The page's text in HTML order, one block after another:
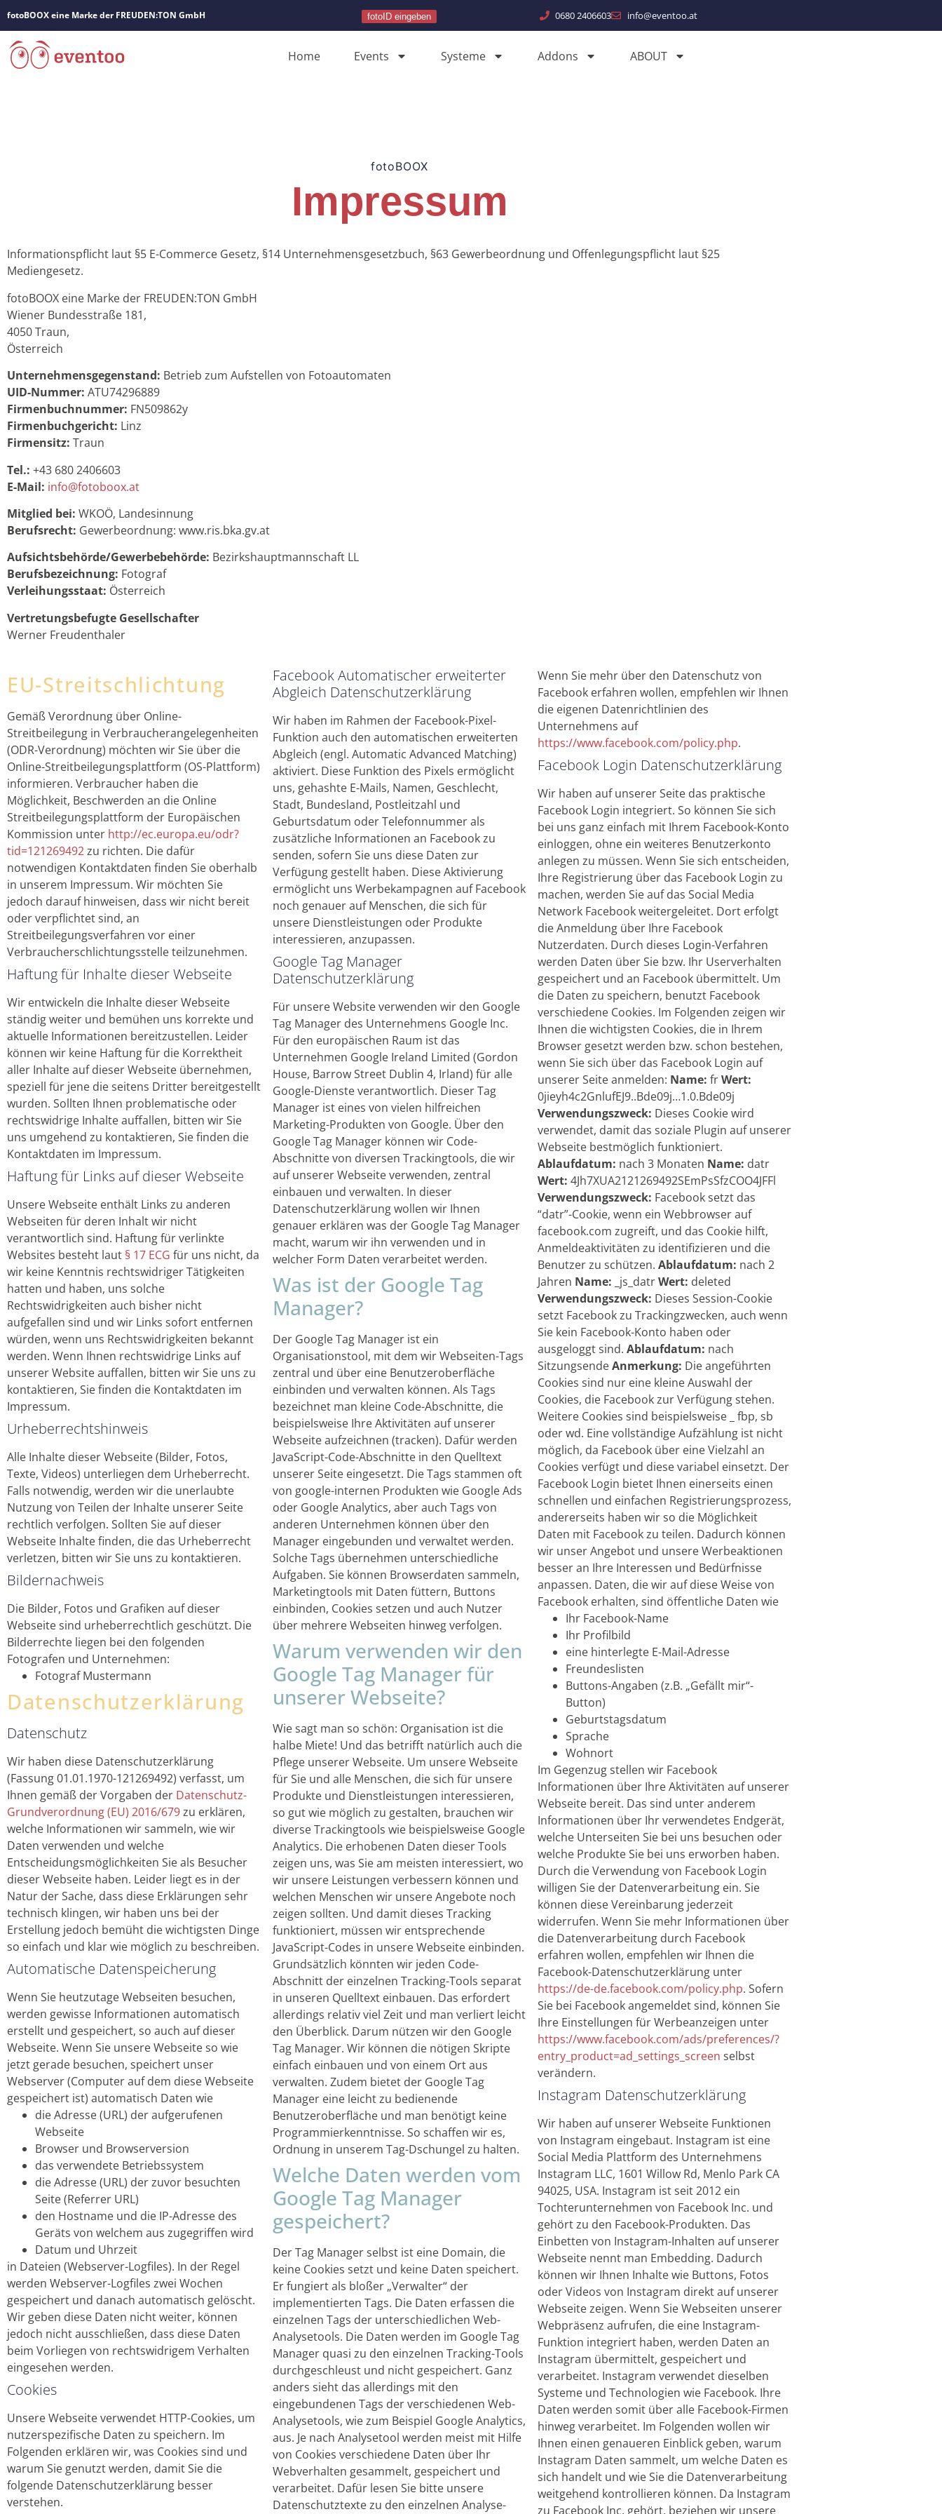
fotoBOOX eine Marke der FREUDEN:TON GmbH fotoID eingeben 0680 2406603 info@eventoo.at
Home Events Systeme Addons ABOUT
fotoBOOX
Impressum
Informationspflicht laut §5 E-Commerce Gesetz, §14 Unternehmensgesetzbuch, §63 Gewerbeordnung und Offenlegungspflicht laut §25
Mediengesetz.
fotoBOOX eine Marke der FREUDEN:TON GmbH
Wiener Bundesstraße 181,
4050 Traun,
Österreich
Unternehmensgegenstand: Betrieb zum Aufstellen von Fotoautomaten
UID-Nummer: ATU74296889
Firmenbuchnummer: FN509862y
Firmenbuchgericht: Linz
Firmensitz: Traun
Tel.: +43 680 2406603
E-Mail: info@fotoboox.at
Mitglied bei: WKOÖ, Landesinnung
Berufsrecht: Gewerbeordnung: www.ris.bka.gv.at
Aufsichtsbehörde/Gewerbebehörde: Bezirkshauptmannschaft LL
Berufsbezeichnung: Fotograf
Verleihungsstaat: Österreich
Vertretungsbefugte Gesellschafter
Werner Freudenthaler
EU-Streitschlichtung
Gemäß Verordnung über Online-
Streitbeilegung in Verbraucherangelegenheiten
(ODR-Verordnung) möchten wir Sie über die
Online-Streitbeilegungsplattform (OS-Plattform)
informieren. Verbraucher haben die
Möglichkeit, Beschwerden an die Online
Streitbeilegungsplattform der Europäischen
Kommission unter http://ec.europa.eu/odr?
tid=121269492zu richten. Die dafür
notwendigen Kontaktdaten finden Sie oberhalb
in unserem Impressum. Wir möchten Sie
jedoch darauf hinweisen, dass wir nicht bereit
oder verpflichtet sind, an
Streitbeilegungsverfahren vor einer
Verbraucherschlichtungsstelle teilzunehmen.
Haftung für Inhalte dieser Webseite
Wir entwickeln die Inhalte dieser Webseite
ständig weiter und bemühen uns korrekte und
aktuelle Informationen bereitzustellen. Leider
können wir keine Haftung für die Korrektheit
aller Inhalte auf dieser Webseite übernehmen,
speziell für jene die seitens Dritter bereitgestellt
wurden. Sollten Ihnen problematische oder
rechtswidrige Inhalte auffallen, bitten wir Sie
uns umgehend zu kontaktieren, Sie finden die
Kontaktdaten im Impressum.
Haftung für Links auf dieser Webseite
Unsere Webseite enthält Links zu anderen
Webseiten für deren Inhalt wir nicht
verantwortlich sind. Haftung für verlinkte
Websites besteht laut § 17 ECG für uns nicht, da
wir keine Kenntnis rechtswidriger Tätigkeiten
hatten und haben, uns solche
Rechtswidrigkeiten auch bisher nicht
aufgefallen sind und wir Links sofort entfernen
würden, wenn uns Rechtswidrigkeiten bekannt
werden. Wenn Ihnen rechtswidrige Links auf
unserer Website auffallen, bitten wir Sie uns zu
kontaktieren, Sie finden die Kontaktdaten im
Impressum.
Urheberrechtshinweis
Alle Inhalte dieser Webseite (Bilder, Fotos,
Texte, Videos) unterliegen dem Urheberrecht.
Falls notwendig, werden wir die unerlaubte
Nutzung von Teilen der Inhalte unserer Seite
rechtlich verfolgen. Sollten Sie auf dieser
Webseite Inhalte finden, die das Urheberrecht
verletzen, bitten wir Sie uns zu kontaktieren.
Bildernachweis
Die Bilder, Fotos und Grafiken auf dieser
Webseite sind urheberrechtlich geschützt. Die
Bilderrechte liegen bei den folgenden
Fotografen und Unternehmen:
Fotograf Mustermann
Datenschutzerklärung
Datenschutz
Wir haben diese Datenschutzerklärung
(Fassung 01.01.1970-121269492) verfasst, um
Ihnen gemäß der Vorgaben der Datenschutz-
Grundverordnung (EU) 2016/679zu erklären,
welche Informationen wir sammeln, wie wir
Daten verwenden und welche
Entscheidungsmöglichkeiten Sie als Besucher
dieser Webseite haben. Leider liegt es in der
Natur der Sache, dass diese Erklärungen sehr
technisch klingen, wir haben uns bei der
Erstellung jedoch bemüht die wichtigsten Dinge
so einfach und klar wie möglich zu beschreiben.
Automatische Datenspeicherung
Wenn Sie heutzutage Webseiten besuchen,
werden gewisse Informationen automatisch
erstellt und gespeichert, so auch auf dieser
Webseite. Wenn Sie unsere Webseite so wie
jetzt gerade besuchen, speichert unser
Webserver (Computer auf dem diese Webseite
gespeichert ist) automatisch Daten wie
die Adresse (URL) der aufgerufenen
Webseite
Browser und Browserversion
das verwendete Betriebssystem
die Adresse (URL) der zuvor besuchten
Seite (Referrer URL)
den Hostname und die IP-Adresse des
Geräts von welchem aus zugegriffen wird
Datum und Uhrzeit
in Dateien (Webserver-Logfiles). In der Regel
werden Webserver-Logfiles zwei Wochen
gespeichert und danach automatisch gelöscht.
Wir geben diese Daten nicht weiter, können
jedoch nicht ausschließen, dass diese Daten
beim Vorliegen von rechtswidrigem Verhalten
eingesehen werden.
Cookies
Unsere Webseite verwendet HTTP-Cookies, um
nutzerspezifische Daten zu speichern. Im
Folgenden erklären wir, was Cookies sind und
warum Sie genutzt werden, damit Sie die
folgende Datenschutzerklärung besser
verstehen.
Facebook Automatischer erweiterter
Abgleich Datenschutzerklärung
Wir haben im Rahmen der Facebook-Pixel-
Funktion auch den automatischen erweiterten
Abgleich (engl. Automatic Advanced Matching)
aktiviert. Diese Funktion des Pixels ermöglicht
uns, gehashte E-Mails, Namen, Geschlecht,
Stadt, Bundesland, Postleitzahl und
Geburtsdatum oder Telefonnummer als
zusätzliche Informationen an Facebook zu
senden, sofern Sie uns diese Daten zur
Verfügung gestellt haben. Diese Aktivierung
ermöglicht uns Werbekampagnen auf Facebook
noch genauer auf Menschen, die sich für
unsere Dienstleistungen oder Produkte
interessieren, anzupassen.
Google Tag Manager
Datenschutzerklärung
Für unsere Website verwenden wir den Google
Tag Manager des Unternehmens Google Inc.
Für den europäischen Raum ist das
Unternehmen Google Ireland Limited (Gordon
House, Barrow Street Dublin 4, Irland) für alle
Google-Dienste verantwortlich. Dieser Tag
Manager ist eines von vielen hilfreichen
Marketing-Produkten von Google. Über den
Google Tag Manager können wir Code-
Abschnitte von diversen Trackingtools, die wir
auf unserer Webseite verwenden, zentral
einbauen und verwalten. In dieser
Datenschutzerklärung wollen wir Ihnen
genauer erklären was der Google Tag Manager
macht, warum wir ihn verwenden und in
welcher Form Daten verarbeitet werden.
Was ist der Google Tag
Manager?
Der Google Tag Manager ist ein
Organisationstool, mit dem wir Webseiten-Tags
zentral und über eine Benutzeroberfläche
einbinden und verwalten können. Als Tags
bezeichnet man kleine Code-Abschnitte, die
beispielsweise Ihre Aktivitäten auf unserer
Webseite aufzeichnen (tracken). Dafür werden
JavaScript-Code-Abschnitte in den Quelltext
unserer Seite eingesetzt. Die Tags stammen oft
von google-internen Produkten wie Google Ads
oder Google Analytics, aber auch Tags von
anderen Unternehmen können über den
Manager eingebunden und verwaltet werden.
Solche Tags übernehmen unterschiedliche
Aufgaben. Sie können Browserdaten sammeln,
Marketingtools mit Daten füttern, Buttons
einbinden, Cookies setzen und auch Nutzer
über mehrere Webseiten hinweg verfolgen.
Warum verwenden wir den
Google Tag Manager für
unserer Webseite?
Wie sagt man so schön: Organisation ist die
halbe Miete! Und das betrifft natürlich auch die
Pflege unserer Webseite. Um unsere Webseite
für Sie und alle Menschen, die sich für unsere
Produkte und Dienstleistungen interessieren,
so gut wie möglich zu gestalten, brauchen wir
diverse Trackingtools wie beispielsweise Google
Analytics. Die erhobenen Daten dieser Tools
zeigen uns, was Sie am meisten interessiert, wo
wir unsere Leistungen verbessern können und
welchen Menschen wir unsere Angebote noch
zeigen sollten. Und damit dieses Tracking
funktioniert, müssen wir entsprechende
JavaScript-Codes in unsere Webseite einbinden.
Grundsätzlich könnten wir jeden Code-
Abschnitt der einzelnen Tracking-Tools separat
in unseren Quelltext einbauen. Das erfordert
allerdings relativ viel Zeit und man verliert leicht
den Überblick. Darum nützen wir den Google
Tag Manager. Wir können die nötigen Skripte
einfach einbauen und von einem Ort aus
verwalten. Zudem bietet der Google Tag
Manager eine leicht zu bedienende
Benutzeroberfläche und man benötigt keine
Programmierkenntnisse. So schaffen wir es,
Ordnung in unserem Tag-Dschungel zu halten.
Welche Daten werden vom
Google Tag Manager
gespeichert?
Der Tag Manager selbst ist eine Domain, die
keine Cookies setzt und keine Daten speichert.
Er fungiert als bloßer „Verwalter“ der
implementierten Tags. Die Daten erfassen die
einzelnen Tags der unterschiedlichen Web-
Analysetools. Die Daten werden im Google Tag
Manager quasi zu den einzelnen Tracking-Tools
durchgeschleust und nicht gespeichert. Ganz
anders sieht das allerdings mit den
eingebundenen Tags der verschiedenen Web-
Analysetools, wie zum Beispiel Google Analytics,
aus. Je nach Analysetool werden meist mit Hilfe
von Cookies verschiedene Daten über Ihr
Webverhalten gesammelt, gespeichert und
verarbeitet. Dafür lesen Sie bitte unsere
Datenschutztexte zu den einzelnen Analyse-
Wenn Sie mehr über den Datenschutz von
Facebook erfahren wollen, empfehlen wir Ihnen
die eigenen Datenrichtlinien des
Unternehmens auf
https://www.facebook.com/policy.php.
Facebook Login Datenschutzerklärung
Wir haben auf unserer Seite das praktische
Facebook Login integriert. So können Sie sich
bei uns ganz einfach mit Ihrem Facebook-Konto
einloggen, ohne ein weiteres Benutzerkonto
anlegen zu müssen. Wenn Sie sich entscheiden,
Ihre Registrierung über das Facebook Login zu
machen, werden Sie auf das Social Media
Network Facebook weitergeleitet. Dort erfolgt
die Anmeldung über Ihre Facebook
Nutzerdaten. Durch dieses Login-Verfahren
werden Daten über Sie bzw. Ihr Userverhalten
gespeichert und an Facebook übermittelt. Um
die Daten zu speichern, benutzt Facebook
verschiedene Cookies. Im Folgenden zeigen wir
Ihnen die wichtigsten Cookies, die in Ihrem
Browser gesetzt werden bzw. schon bestehen,
wenn Sie sich über das Facebook Login auf
unserer Seite anmelden: Name: frWert:
0jieyh4c2GnlufEJ9..Bde09j…1.0.Bde09j
Verwendungszweck: Dieses Cookie wird
verwendet, damit das soziale Plugin auf unserer
Webseite bestmöglich funktioniert.
Ablaufdatum: nach 3 Monaten Name: datr
Wert: 4Jh7XUA2121269492SEmPsSfzCOO4JFFl
Verwendungszweck: Facebook setzt das
“datr”-Cookie, wenn ein Webbrowser auf
facebook.com zugreift, und das Cookie hilft,
Anmeldeaktivitäten zu identifizieren und die
Benutzer zu schützen.Ablaufdatum: nach 2
Jahren Name: _js_datrWert: deleted
Verwendungszweck: Dieses Session-Cookie
setzt Facebook zu Trackingzwecken, auch wenn
Sie kein Facebook-Konto haben oder
ausgeloggt sind.Ablaufdatum: nach
SitzungsendeAnmerkung: Die angeführten
Cookies sind nur eine kleine Auswahl der
Cookies, die Facebook zur Verfügung stehen.
Weitere Cookies sind beispielsweise _ fbp, sb
oder wd. Eine vollständige Aufzählung ist nicht
möglich, da Facebook über eine Vielzahl an
Cookies verfügt und diese variabel einsetzt. Der
Facebook Login bietet Ihnen einerseits einen
schnellen und einfachen Registrierungsprozess,
andererseits haben wir so die Möglichkeit
Daten mit Facebook zu teilen. Dadurch können
wir unser Angebot und unsere Werbeaktionen
besser an Ihre Interessen und Bedürfnisse
anpassen. Daten, die wir auf diese Weise von
Facebook erhalten, sind öffentliche Daten wie
Ihr Facebook-Name
Ihr Profilbild
eine hinterlegte E-Mail-Adresse
Freundeslisten
Buttons-Angaben (z.B. „Gefällt mir“-
Button)
Geburtstagsdatum
Sprache
Wohnort
Im Gegenzug stellen wir Facebook
Informationen über Ihre Aktivitäten auf unserer
Webseite bereit. Das sind unter anderem
Informationen über Ihr verwendetes Endgerät,
welche Unterseiten Sie bei uns besuchen oder
welche Produkte Sie bei uns erworben haben.
Durch die Verwendung von Facebook Login
willigen Sie der Datenverarbeitung ein. Sie
können diese Vereinbarung jederzeit
widerrufen. Wenn Sie mehr Informationen über
die Datenverarbeitung durch Facebook
erfahren wollen, empfehlen wir Ihnen die
Facebook-Datenschutzerklärung unter
https://de-de.facebook.com/policy.php. Sofern
Sie bei Facebook angemeldet sind, können Sie
Ihre Einstellungen für Werbeanzeigen unter
https://www.facebook.com/ads/preferences/?
entry_product=ad_settings_screen selbst
verändern.
Instagram Datenschutzerklärung
Wir haben auf unserer Webseite Funktionen
von Instagram eingebaut. Instagram ist eine
Social Media Plattform des Unternehmens
Instagram LLC, 1601 Willow Rd, Menlo Park CA
94025, USA. Instagram ist seit 2012 ein
Tochterunternehmen von Facebook Inc. und
gehört zu den Facebook-Produkten. Das
Einbetten von Instagram-Inhalten auf unserer
Webseite nennt man Embedding. Dadurch
können wir Ihnen Inhalte wie Buttons, Fotos
oder Videos von Instagram direkt auf unserer
Webseite zeigen. Wenn Sie Webseiten unserer
Webpräsenz aufrufen, die eine Instagram-
Funktion integriert haben, werden Daten an
Instagram übermittelt, gespeichert und
verarbeitet. Instagram verwendet dieselben
Systeme und Technologien wie Facebook. Ihre
Daten werden somit über alle Facebook-Firmen
hinweg verarbeitet. Im Folgenden wollen wir
Ihnen einen genaueren Einblick geben, warum
Instagram Daten sammelt, um welche Daten es
sich handelt und wie Sie die Datenverarbeitung
weitgehend kontrollieren können. Da Instagram
zu Facebook Inc. gehört, beziehen wir unsere